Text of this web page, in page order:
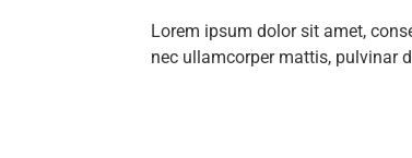
Lorem ipsum dolor sit amet,
nec ullamcorper mattis, pulvinar